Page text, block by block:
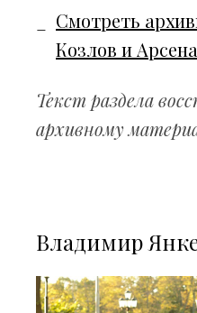
Смотреть
Козлов и
Текст раздела
архивному
Владимир